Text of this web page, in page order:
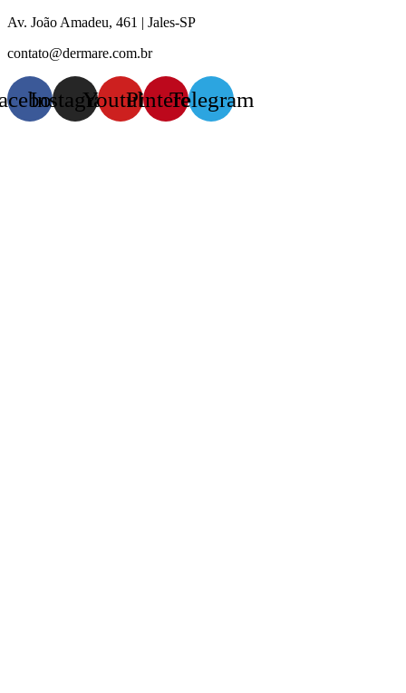
Pular
o
Av. João Amadeu, 461 | Jales-SP
contato@dermare.com.br
InstagramYoutubePinterestTelegram